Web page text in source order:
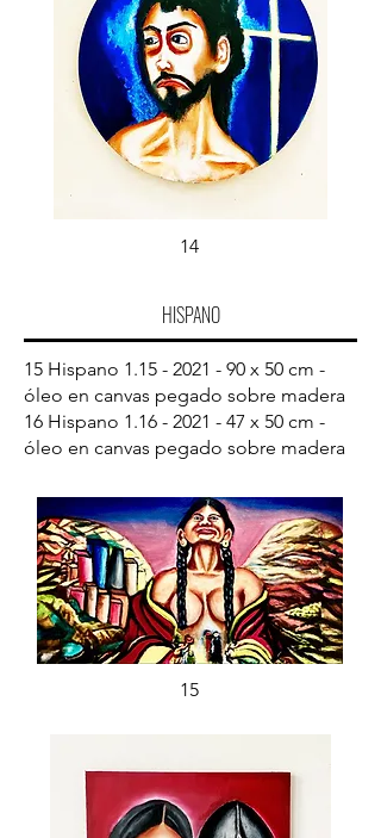
14
HISPANO
15 Hispano 1.15 - 2021 - 90 x 50 cm -
óleo en canvas pegado sobre madera
16 Hispano 1.16 - 2021 - 47 x 50 cm -
óleo en canvas pegado sobre madera
15